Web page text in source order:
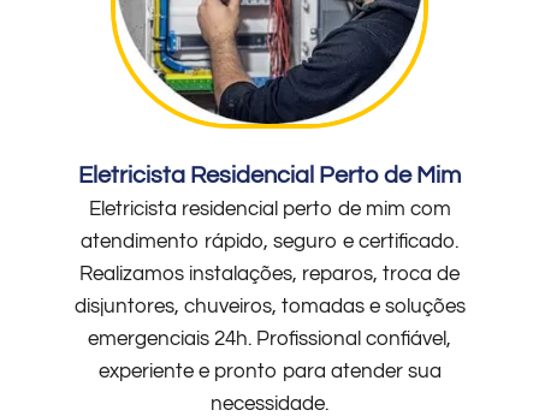
Eletricista Residencial Perto de Mim
Eletricista residencial perto de mim com
atendimento rápido, seguro e certificado.
Realizamos instalações, reparos, troca de
disjuntores, chuveiros, tomadas e soluções
emergenciais 24h. Profissional confiável,
experiente e pronto para atender sua
necessidade.